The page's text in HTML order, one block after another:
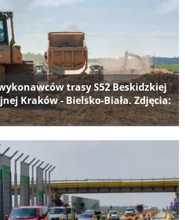
trasy S52 Beskidzkiej
Kraków - Bielsko-Biała. Zdjęcia: